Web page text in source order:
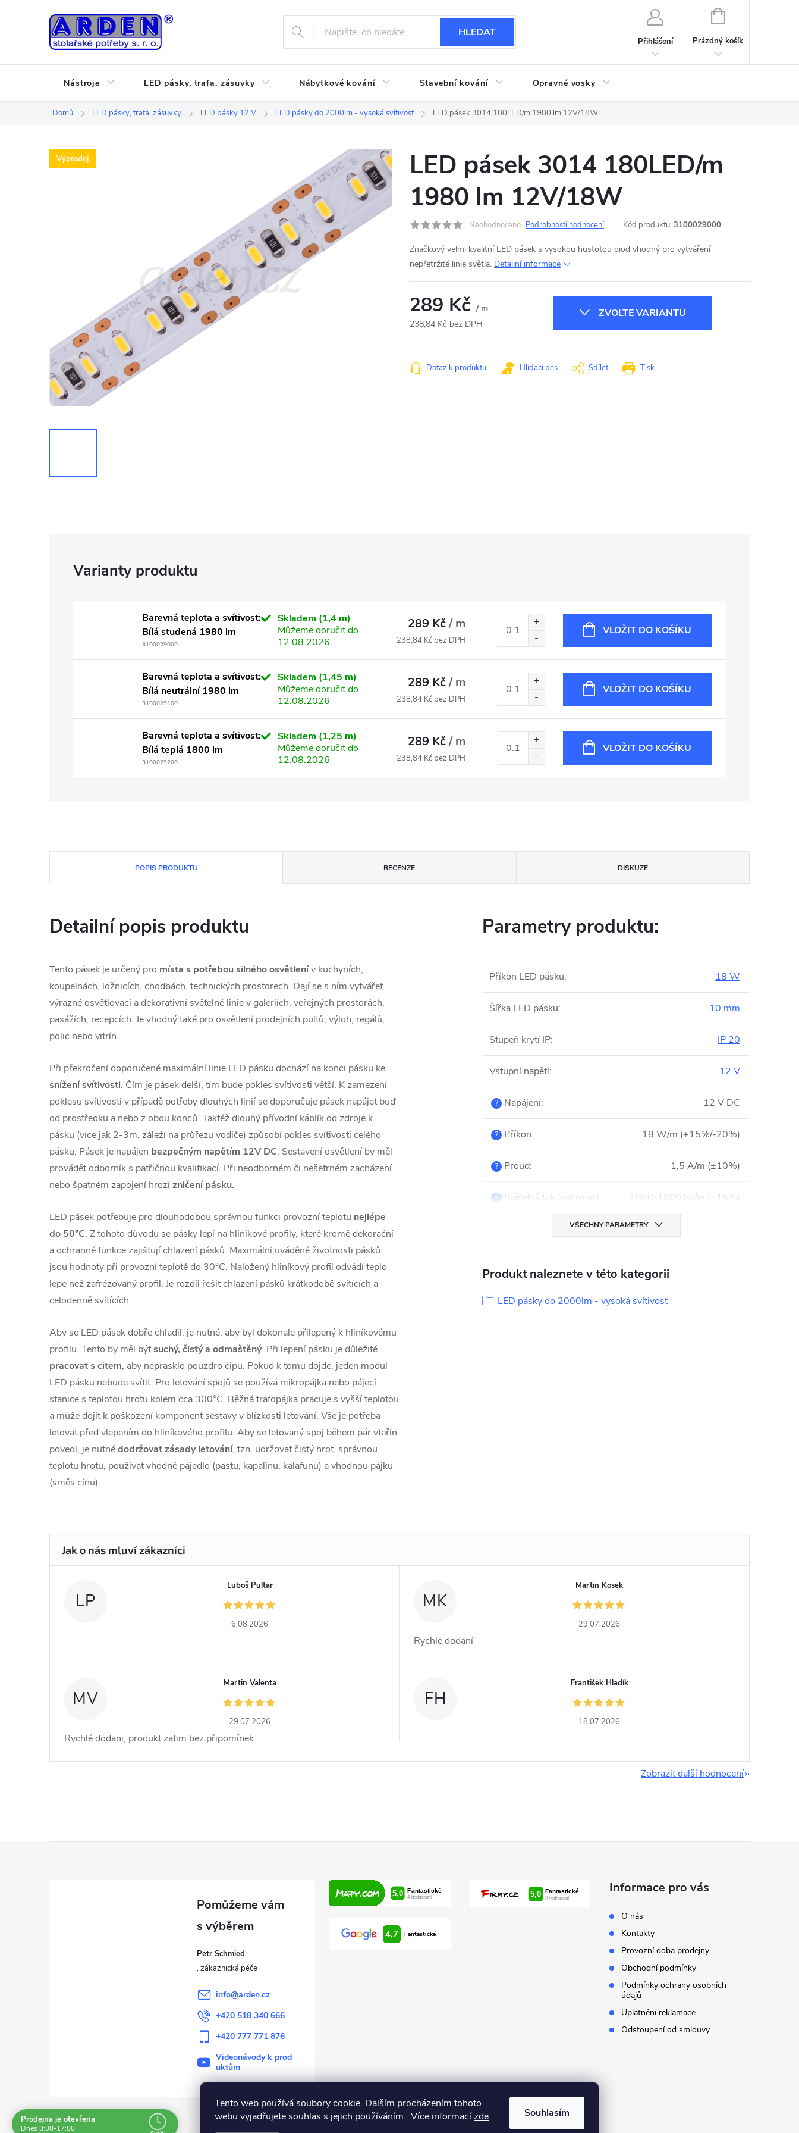
Tento web používá soubory cookie. Dalším procházením tohoto
webu vyjadřujete souhlas s jejich používáním.. Více informacízde. Souhlasím
HLEDAT
Přihlášení
NÁKUPNÍ
Prázdný košík
Nástroje LED pásky, trafa, zásuvky Nábytkové kování Stavební kování Opravné vosky
Domů LED pásky, trafa, zásuvky LED pásky 12 V LED pásky do 2000lm - vysoká svítivost LED pásek 3014 180LED/m 1980 lm 12V/18W
Výprodej
LED pásek 3014 180LED/m
1980 lm 12V/18W
Neohodnoceno Podrobnosti hodnocení Kód produktu: 3100029000
Značkový velmi kvalitní LED pásek s vysokou hustotou diod vhodný pro vytváření
nepřetržité linie světla. Detailní informace
289 Kč / m
238,84 Kč bez DPH
cena:
ZVOLTE VARIANTU
Tisk
Dotaz k produktu Hlídací pes Sdílet
Barevná teplota a svítivost:
Bílá studená 1980 lm
3100029000
Skladem (1,4 m)
Můžeme doručit do
12.08.2026
289 Kč/ m
238,84 Kč bez DPH
VLOŽIT DO KOŠÍKU
Barevná teplota a svítivost:
Bílá neutrální 1980 lm
3100029100
Skladem (1,45 m)
Můžeme doručit do
12.08.2026
289 Kč/ m
238,84 Kč bez DPH
VLOŽIT DO KOŠÍKU
Barevná teplota a svítivost:
Bílá teplá 1800 lm
3100029200
Skladem (1,25 m)
Můžeme doručit do
12.08.2026
289 Kč/ m
238,84 Kč bez DPH
VLOŽIT DO KOŠÍKU
POPIS PRODUKTU RECENZE DISKUZE
Detailní popis produktu
Tento pásek je určený pro místa s potřebou silného osvětlenív kuchyních,
koupelnách, ložnicích, chodbách, technických prostorech. Dají se s ním vytvářet
výrazné osvětlovací a dekorativní světelné linie v galeriích, veřejných prostorách,
pasážích, recepcích. Je vhodný také pro osvětlení prodejních pultů, výloh, regálů,
polic nebo vitrín.
Při překročení doporučené maximální linie LED pásku dochází na konci pásku ke
snížení svítivosti. Čím je pásek delší, tím bude pokles svítivosti větší. K zamezení
poklesu svítivosti v případě potřeby dlouhých linií se doporučuje pásek napájet buď
od prostředku a nebo z obou konců. Taktéž dlouhý přívodní káblík od zdroje k
pásku (více jak 2-3m, záleží na průřezu vodiče) způsobí pokles svítivosti celého
pásku. Pásek je napájen bezpečným napětím 12V DC. Sestavení osvětlení by měl
provádět odborník s patřičnou kvalifikací. Při neodborném či nešetrném zacházení
nebo špatném zapojení hrozízničení pásku.
LED pásek potřebuje pro dlouhodobou správnou funkci provozní teplotu nejlépe
do 50°C. Z tohoto důvodu se pásky lepí na hliníkové profily, které kromě dekorační
a ochranné funkce zajišťují chlazení pásků. Maximální uváděné životnosti pásků
jsou hodnoty při provozní teplotě do 30°C. Naložený hliníkový profil odvádí teplo
lépe než zafrézovaný profil. Je rozdíl řešit chlazení pásků krátkodobě svítících a
celodenně svítících.
Aby se LED pásek dobře chladil, je nutné, aby byl dokonale přilepený k hliníkovému
profilu. Tento by měl býtsuchý, čistý a odmaštěný. Při lepení pásku je důležité
pracovat s citem, aby neprasklo pouzdro čipu. Pokud k tomu dojde, jeden modul
LED pásku nebude svítit. Pro letování spojů se používá mikropájka nebo pájecí
stanice s teplotou hrotu kolem cca 300°C. Běžná trafopájka pracuje s vyšší teplotou
a může dojít k poškození komponent sestavy v blízkosti letování. Vše je potřeba
letovat před vlepením do hliníkového profilu. Aby se letovaný spoj během pár vteřin
povedl, je nutnédodržovat zásady letování, tzn. udržovat čistý hrot, správnou
teplotu hrotu, používat vhodné pájedlo (pastu, kapalinu, kalafunu) a vhodnou pájku
(směs cínu).
Parametry produktu:
Příkon LED pásku: 18 W
Šířka LED pásku: 10 mm
Stupeň krytí IP: IP 20
Vstupní napětí: 12 V
? Napájení: 12 V DC
? Příkon: 18 W/m (+15%/-20%)
? Proud: 1,5 A/m (±10%)
? Světelný tok (svítivost): 1800-1980 lm/m (±15%)
VŠECHNY PARAMETRY
Produkt naleznete v této kategorii
LED pásky do 2000lm - vysoká svítivost
LP
Luboš Pultar
6.08.2026
MK
Martin Kosek
29.07.2026
Rychlé dodání
MV
Martin Valenta
29.07.2026
Rychlé dodani, produkt zatim bez připomínek
FH
František Hladík
18.07.2026
Zobrazit další hodnocení
Petr Schmied
info@arden.cz
+420 518 340 666
+420 777 771 876
Videonávody k prod
uktům
4,7 Fantastické
Informace pro vás
O nás
Kontakty
Provozní doba prodejny
Obchodní podmínky
Podmínky ochrany osobních
údajů
Uplatnění reklamace
Odstoupení od smlouvy
Prodejna je otevřena
Dnes 8:00-17:00